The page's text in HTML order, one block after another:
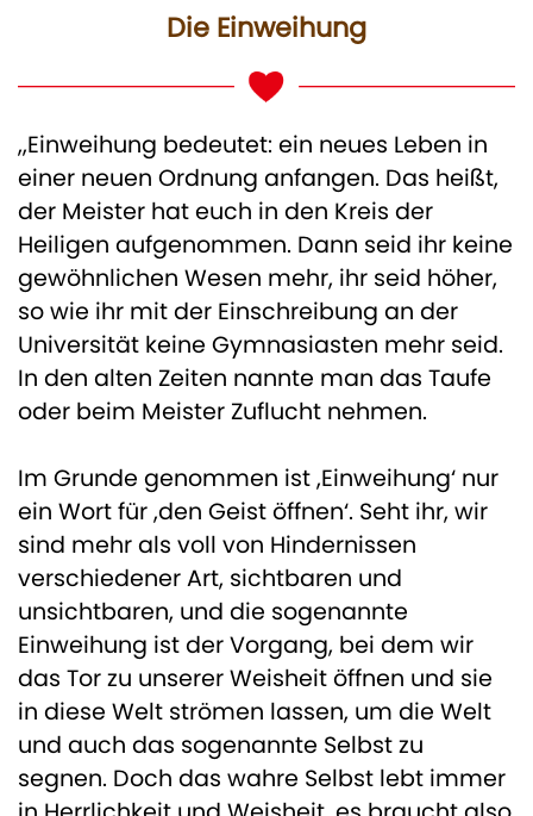
Die Einweihung
,,Einweihung bedeutet: ein neues Leben in
einer neuen Ordnung anfangen. Das heißt,
der Meister hat euch in den Kreis der
Heiligen aufgenommen. Dann seid ihr keine
gewöhnlichen Wesen mehr, ihr seid höher,
so wie ihr mit der Einschreibung an der
Universität keine Gymnasiasten mehr seid.
In den alten Zeiten nannte man das Taufe
oder beim Meister Zuflucht nehmen.
Im Grunde genommen ist ,Einweihung‘ nur
ein Wort für ,den Geist öffnen‘. Seht ihr, wir
sind mehr als voll von Hindernissen
verschiedener Art, sichtbaren und
unsichtbaren, und die sogenannte
Einweihung ist der Vorgang, bei dem wir
das Tor zu unserer Weisheit öffnen und sie
in diese Welt strömen lassen, um die Welt
und auch das sogenannte Selbst zu
segnen. Doch das wahre Selbst lebt immer